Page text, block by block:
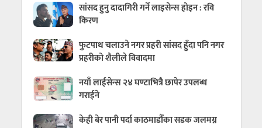
सांसद हुनु दादागिरी गर्ने लाइसेन्स होइन : रवि
किरण
फुटपाथ चलाउने नगर प्रहरी सांसद हुँदा पनि नगर
प्रहरीको शैलीले विवादमा
नयाँ लाईसेन्स २४ घण्टाभित्रै छापेर उपलब्ध
गराईने
केही बेर पानी पर्दा काठमाडौँका सडक जलमग्न